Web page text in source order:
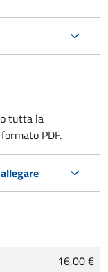
tutta la
PDF.
16,00 €